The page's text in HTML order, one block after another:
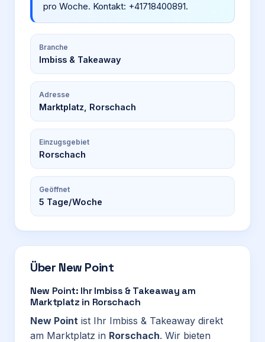
pro Woche. Kontakt: +41718400891.
Branche
Imbiss & Takeaway
Adresse
Marktplatz, Rorschach
Einzugsgebiet
Rorschach
Geöffnet
5 Tage/Woche
Über New Point
New Point: Ihr Imbiss & Takeaway am
Marktplatz in Rorschach
New Point ist Ihr Imbiss & Takeaway direkt
am Marktplatz in Rorschach. Wir bieten